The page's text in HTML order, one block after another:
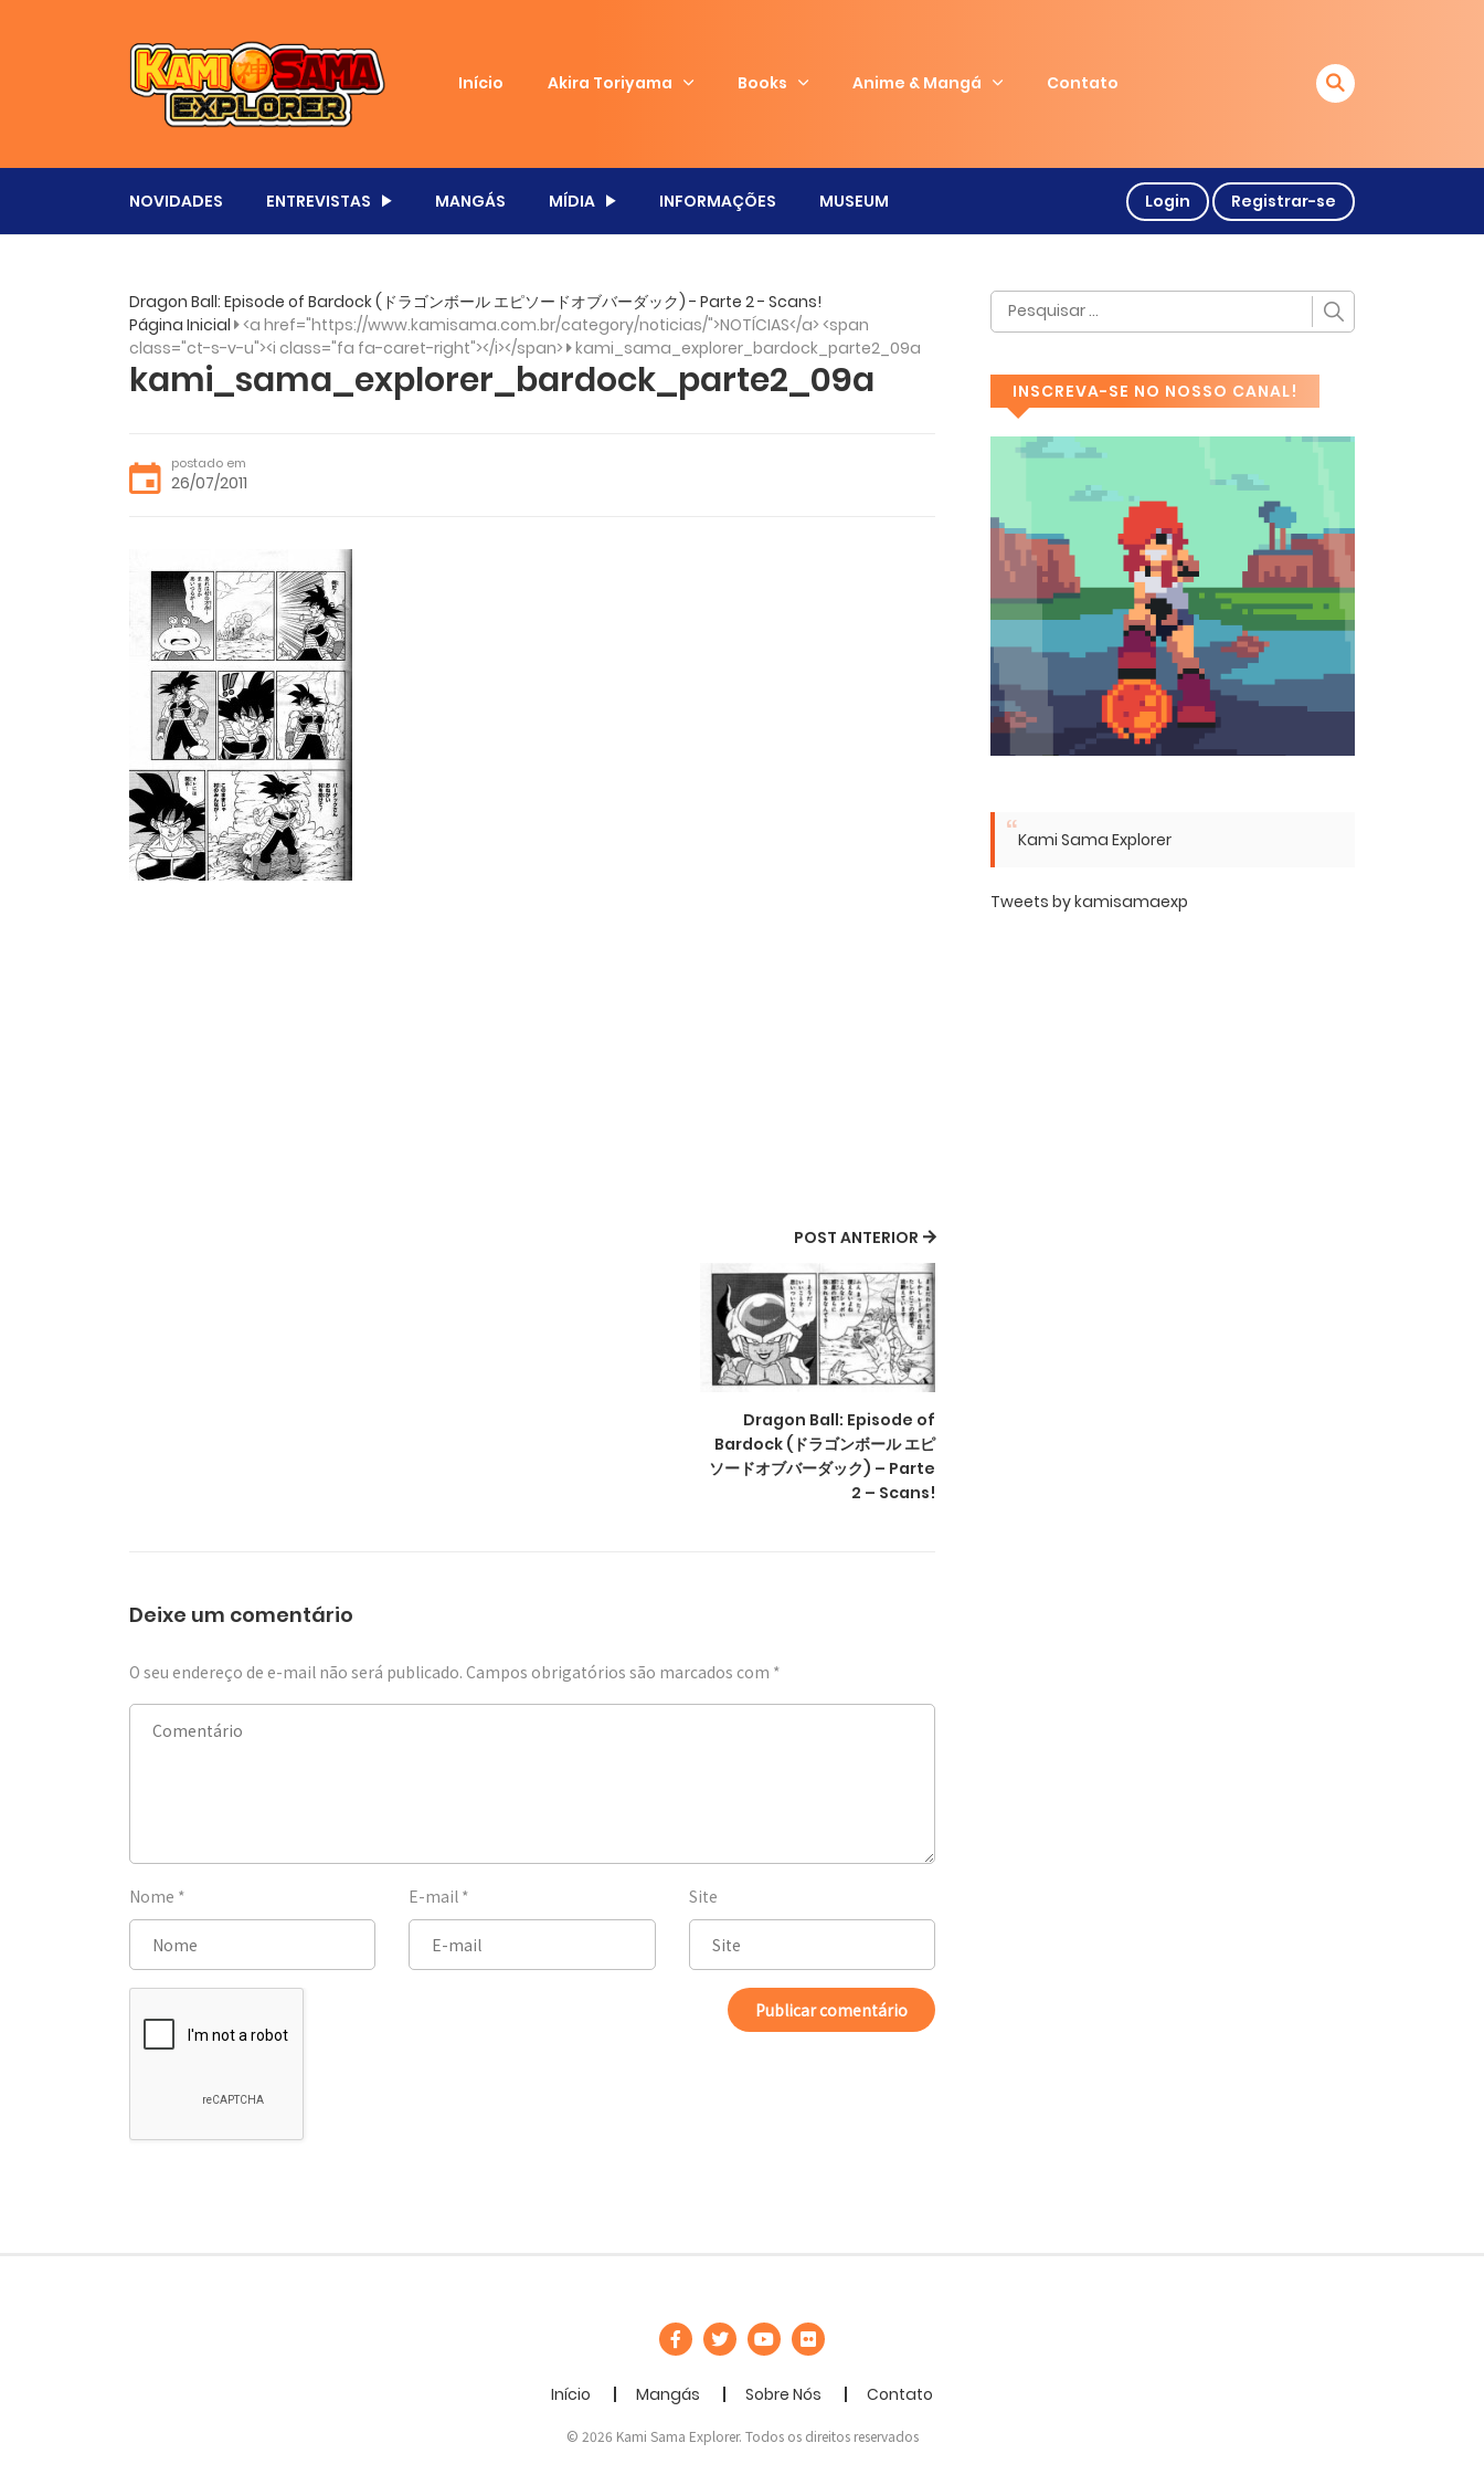
Início Akira Toriyama Books Anime & Mangá Contato
NOVIDADES ENTREVISTAS MANGÁS MÍDIA INFORMAÇÕES MUSEUM Login Registrar-se
Dragon Ball: Episode of Bardock (ドラゴンボール エピソードオブバーダック) - Parte 2 - Scans!
Página Inicial <a href="https://www.kamisama.com.br/category/noticias/">NOTÍCIAS</a> <span
class="ct-s-v-u"><i class="fa fa-caret-right"></i></span> kami_sama_explorer_bardock_parte2_09a
kami_sama_explorer_bardock_parte2_09a
postado em
26/07/2011
POST ANTERIOR
Dragon Ball: Episode of
Bardock (ドラゴンボール エピ
ソードオブバーダック) – Parte
2 – Scans!
Deixe um comentário
O seu endereço de e-mail não será publicado. Campos obrigatórios são marcados com *
Nome * E-mail * Site
INSCREVA-SE NO NOSSO CANAL!
Kami Sama Explorer
Tweets by kamisamaexp
Início Mangás Sobre Nós Contato
© 2026 Kami Sama Explorer. Todos os direitos reservados